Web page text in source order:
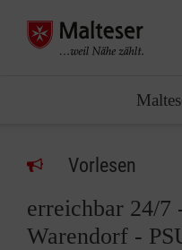
Vorlesen
erreichbar 24/7
Warendorf -